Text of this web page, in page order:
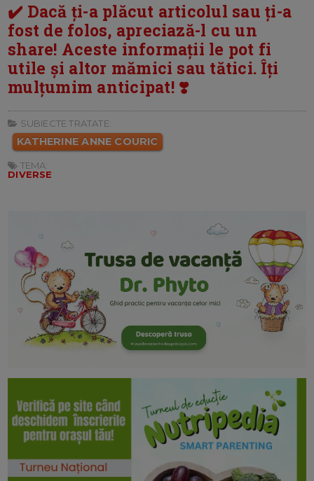
✔️ Dacă ți-a plăcut articolul sau ți-a
fost de folos, apreciază-l cu un
share! Aceste informații le pot fi
utile și altor mămici sau tătici. Îți
mulțumim anticipat! ❣️
SUBIECTE TRATATE:
KATHERINE ANNE COURIC
TEMA:
DIVERSE